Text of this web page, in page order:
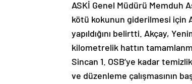
ASKİ Genel Müdürü Memduh
kötü kokunun giderilmesi için
yapıldığını belirtti. Akçay,
kilometrelik hattın
Sincan 1. OSB’ye kadar
ve düzenleme çalışmasının